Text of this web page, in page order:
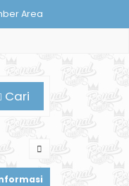
Area
Cari
spesial.